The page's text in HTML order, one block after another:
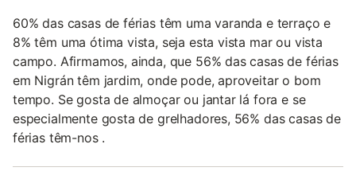
60% das casas de férias têm uma varanda e terraço e
8% têm uma ótima vista, seja esta vista mar ou vista
campo. Afirmamos, ainda, que 56% das casas de férias
em Nigrán têm jardim, onde pode, aproveitar o bom
tempo. Se gosta de almoçar ou jantar lá fora e se
especialmente gosta de grelhadores, 56% das casas de
férias têm-nos .